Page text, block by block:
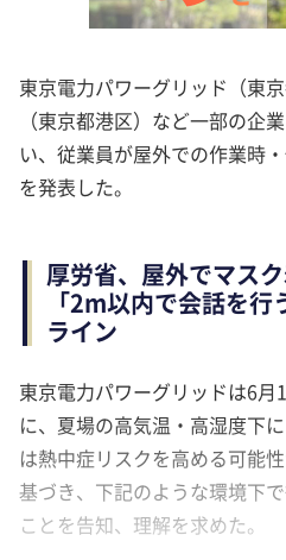
東京電力パワーグリッド（東
（東京都港区）など一部の企
い、従業員が屋外での作業時
を発表した。
厚労省、屋外でマス
「2m以内で会話を
ライン
東京電力パワーグリッドは6月
に、夏場の高気温・高湿度下
は熱中症リスクを高める可能
基づき、下記のような環境下
ことを告知、理解を求めた。